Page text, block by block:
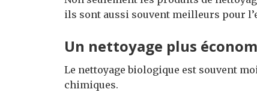
ils sont aussi souvent meilleurs pour
Un nettoyage plus
Le nettoyage biologique est souvent
chimiques.